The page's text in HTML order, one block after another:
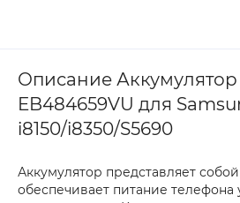
Описание
EB484659VU для
i8150/i8350/S5690
Аккумулятор представляет
обеспечивает питание телефона